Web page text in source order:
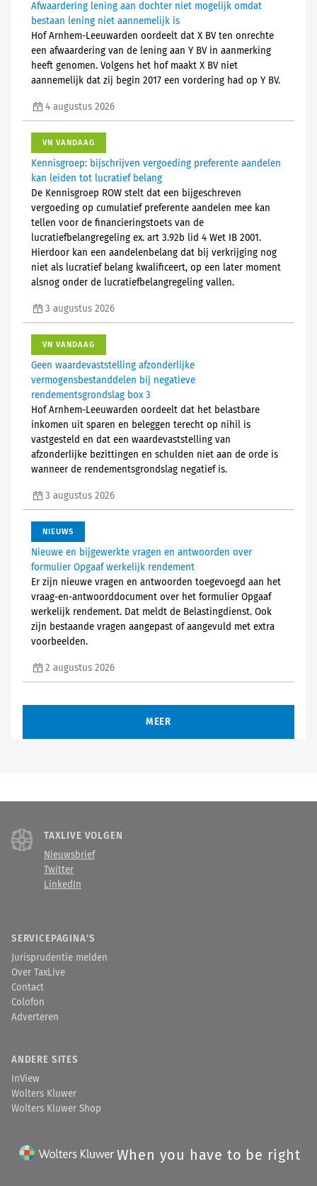
Afwaardering lening aan dochter niet mogelijk omdat
bestaan lening niet aannemelijk is
Hof Arnhem-Leeuwarden oordeelt dat X BV ten onrechte
een afwaardering van de lening aan Y BV in aanmerking
heeft genomen. Volgens het hof maakt X BV niet
aannemelijk dat zij begin 2017 een vordering had op Y BV.
4 augustus 2026
VN VANDAAG
Kennisgroep: bijschrijven vergoeding preferente aandelen
kan leiden tot lucratief belang
De Kennisgroep ROW stelt dat een bijgeschreven
vergoeding op cumulatief preferente aandelen mee kan
tellen voor de financieringstoets van de
lucratiefbelangregeling ex. art 3.92b lid 4 Wet IB 2001.
Hierdoor kan een aandelenbelang dat bij verkrijging nog
niet als lucratief belang kwalificeert, op een later moment
alsnog onder de lucratiefbelangregeling vallen.
3 augustus 2026
VN VANDAAG
Geen waardevaststelling afzonderlijke
vermogensbestanddelen bij negatieve
rendementsgrondslag box 3
Hof Arnhem-Leeuwarden oordeelt dat het belastbare
inkomen uit sparen en beleggen terecht op nihil is
vastgesteld en dat een waardevaststelling van
afzonderlijke bezittingen en schulden niet aan de orde is
wanneer de rendementsgrondslag negatief is.
3 augustus 2026
NIEUWS
Nieuwe en bijgewerkte vragen en antwoorden over
formulier Opgaaf werkelijk rendement
Er zijn nieuwe vragen en antwoorden toegevoegd aan het
vraag-en-antwoorddocument over het formulier Opgaaf
werkelijk rendement. Dat meldt de Belastingdienst. Ook
zijn bestaande vragen aangepast of aangevuld met extra
voorbeelden.
2 augustus 2026
MEER
TAXLIVE VOLGEN
Nieuwsbrief
Twitter
LinkedIn
SERVICEPAGINA'S
Jurisprudentie melden
Over TaxLive
Contact
Colofon
Adverteren
ANDERE SITES
InView
Wolters Kluwer
Wolters Kluwer Shop
When you have to be right